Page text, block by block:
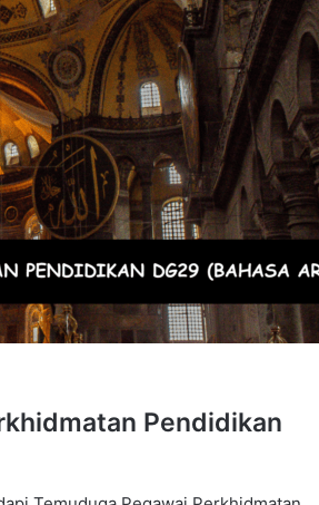
Pendidikan